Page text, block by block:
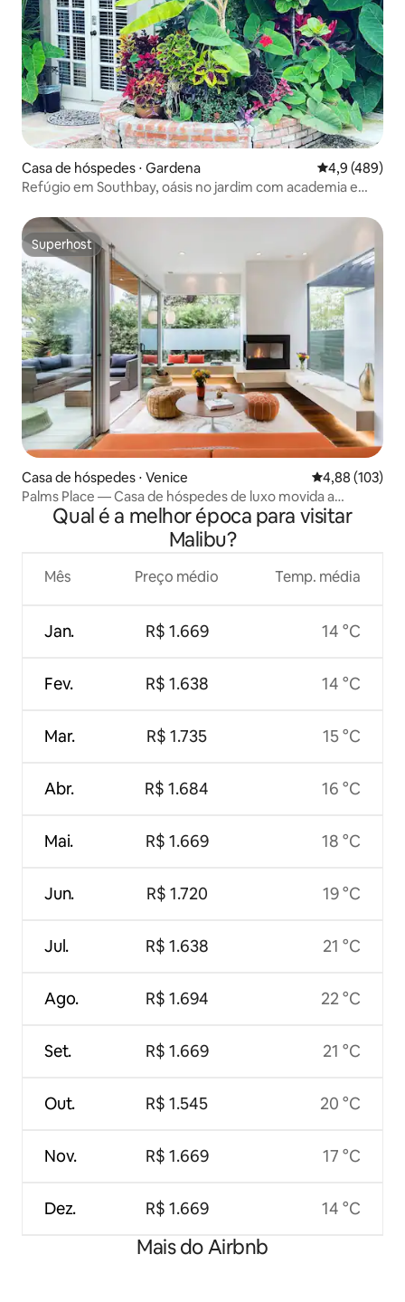
Casa de hóspedes ⋅ Gardena 4,9 de uma
4,9 (489)
Refúgio em Southbay, oásis no jardim com academia e
Superhost
Superhost
Casa de hóspedes ⋅ Venice 4,88 de uma
4,88 (103)
Palms Place — Casa de hóspedes de luxo movida a
energia solar
Qual é a melhor época para visitar
Malibu?
Mês
Jan.
Fev.
Mar.
Abr.
Mai.
Jun.
Jul.
Ago.
Set.
Out.
Nov.
Dez.
Preço médio
R$ 1.669
R$ 1.638
R$ 1.735
R$ 1.684
R$ 1.669
R$ 1.720
R$ 1.638
R$ 1.694
R$ 1.669
R$ 1.545
R$ 1.669
R$ 1.669
Temp. média
14 °C
14 °C
15 °C
16 °C
18 °C
19 °C
21 °C
22 °C
21 °C
20 °C
17 °C
14 °C
Mais do Airbnb